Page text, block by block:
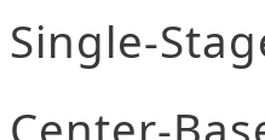
Single-